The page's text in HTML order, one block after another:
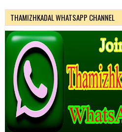
THAMIZHKADAL WHATSAPP CHANNEL